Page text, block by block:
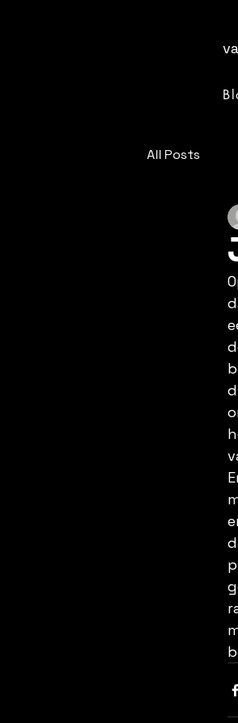
All Posts